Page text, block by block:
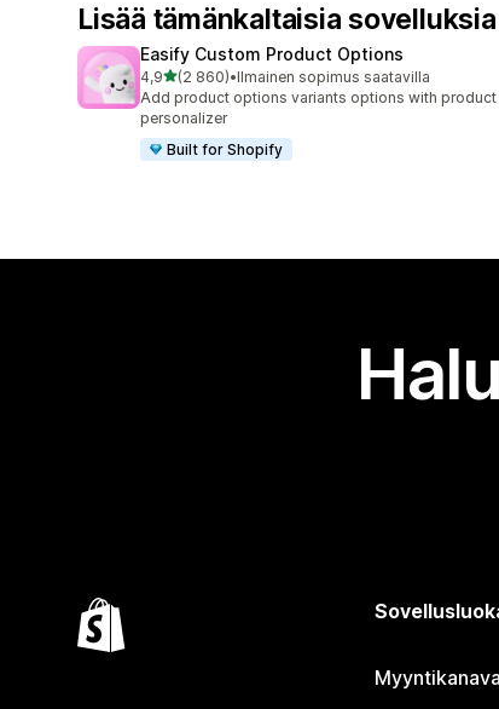
Lisää tämänkaltaisia sovelluksia
Easify Custom Product Options
4,9/ 5 tähteä
(2 860)
2860 arvostelua yhteensä
•Ilmainen sopimus saatavilla
Add product options variants options with product
personalizer
Built for Shopify